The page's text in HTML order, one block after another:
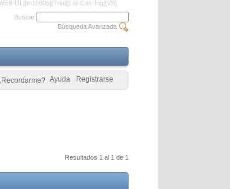
DL][m1080p][Trial][Lat-Cas-Ing][VS]
Resultados 1 al 1 de 1
Buscar
Búsqueda Avanzada
Registrarse
Ayuda